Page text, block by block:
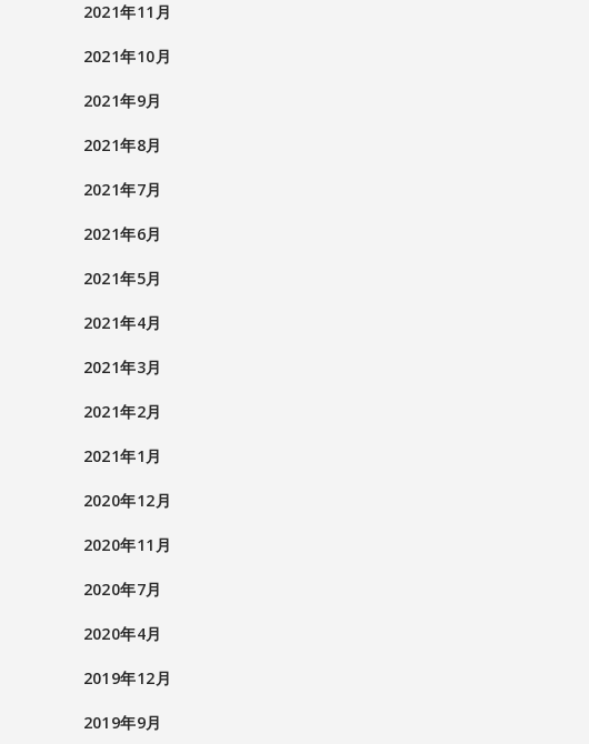
2021年11月
2021年10月
2021年9月
2021年8月
2021年7月
2021年6月
2021年5月
2021年4月
2021年3月
2021年2月
2021年1月
2020年12月
2020年11月
2020年7月
2020年4月
2019年12月
2019年9月